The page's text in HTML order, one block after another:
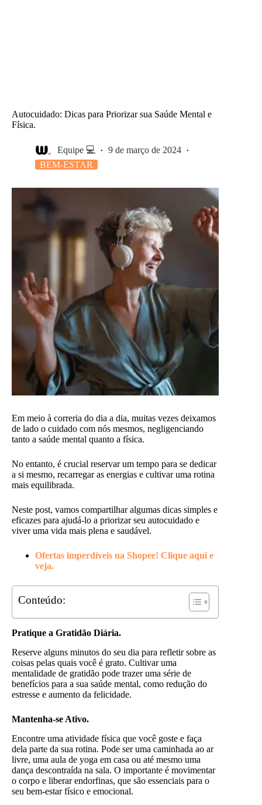
Autocuidado: Dicas para Priorizar sua Saúde Mental e
Física.
Equipe 💻
9 de março de 2024
BEM-ESTAR
Em meio à correria do dia a dia, muitas vezes deixamos
de lado o cuidado com nós mesmos, negligenciando
tanto a saúde mental quanto a física.
No entanto, é crucial reservar um tempo para se dedicar
a si mesmo, recarregar as energias e cultivar uma rotina
mais equilibrada.
Neste post, vamos compartilhar algumas dicas simples e
eficazes para ajudá-lo a priorizar seu autocuidado e
viver uma vida mais plena e saudável.
Ofertas imperdíveis na Shopee! Clique aqui e
veja.
Conteúdo:
Pratique a Gratidão Diária.
Reserve alguns minutos do seu dia para refletir sobre as
coisas pelas quais você é grato. Cultivar uma
mentalidade de gratidão pode trazer uma série de
benefícios para a sua saúde mental, como redução do
estresse e aumento da felicidade.
Mantenha-se Ativo.
Encontre uma atividade física que você goste e faça
dela parte da sua rotina. Pode ser uma caminhada ao ar
livre, uma aula de yoga em casa ou até mesmo uma
dança descontraída na sala. O importante é movimentar
o corpo e liberar endorfinas, que são essenciais para o
seu bem-estar físico e emocional.